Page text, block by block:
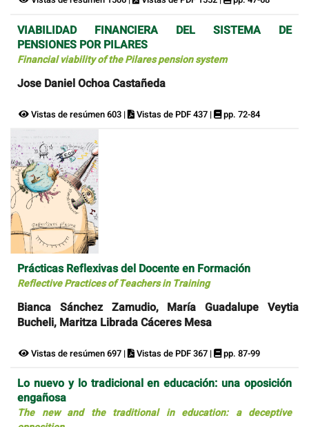
VIABILIDAD FINANCIERA DEL SISTEMA DE
PENSIONES POR PILARES
Financial viability of the Pilares pension system
Jose Daniel Ochoa Castañeda
Vistas de resúmen 603 | Vistas de PDF 437 | pp. 72-84
Prácticas Reflexivas del Docente en Formación
Reflective Practices of Teachers in Training
Bianca Sánchez Zamudio, María Guadalupe Veytia
Bucheli, Maritza Librada Cáceres Mesa
Vistas de resúmen 697 | Vistas de PDF 367 | pp. 87-99
Lo nuevo y lo tradicional en educación: una oposición
engañosa
The new and the traditional in education: a deceptive